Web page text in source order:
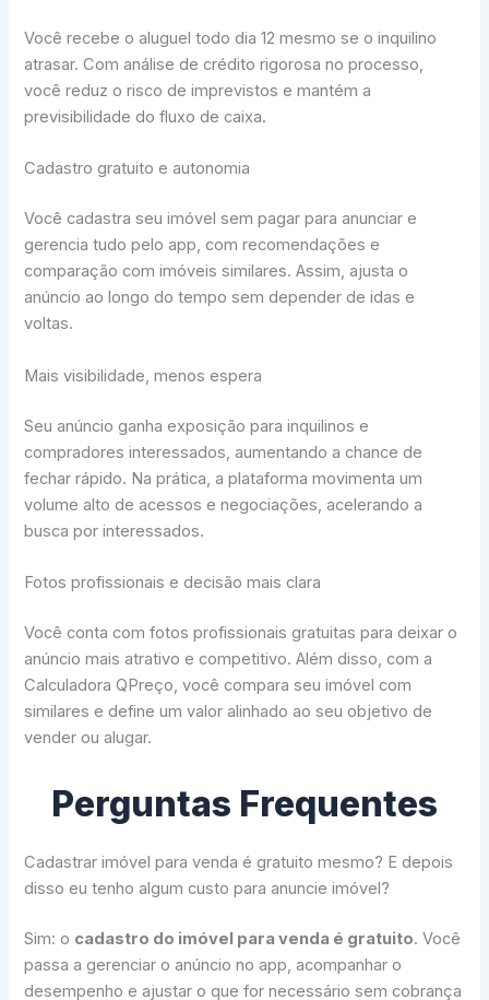
Você recebe o aluguel todo dia 12 mesmo se o inquilino
atrasar. Com análise de crédito rigorosa no processo,
você reduz o risco de imprevistos e mantém a
previsibilidade do fluxo de caixa.
Cadastro gratuito e autonomia
Você cadastra seu imóvel sem pagar para anunciar e
gerencia tudo pelo app, com recomendações e
comparação com imóveis similares. Assim, ajusta o
anúncio ao longo do tempo sem depender de idas e
voltas.
Mais visibilidade, menos espera
Seu anúncio ganha exposição para inquilinos e
compradores interessados, aumentando a chance de
fechar rápido. Na prática, a plataforma movimenta um
volume alto de acessos e negociações, acelerando a
busca por interessados.
Fotos profissionais e decisão mais clara
Você conta com fotos profissionais gratuitas para deixar o
anúncio mais atrativo e competitivo. Além disso, com a
Calculadora QPreço, você compara seu imóvel com
similares e define um valor alinhado ao seu objetivo de
vender ou alugar.
Perguntas Frequentes
Cadastrar imóvel para venda é gratuito mesmo? E depois
disso eu tenho algum custo para anuncie imóvel?
Sim: o cadastro do imóvel para venda é gratuito. Você
passa a gerenciar o anúncio no app, acompanhar o
desempenho e ajustar o que for necessário sem cobrança